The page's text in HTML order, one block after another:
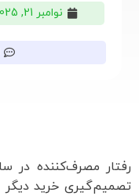
نوامبر 21, 2025
رفتار مصرف‌کننده در
تصمیم‌گیری خرید دیگر